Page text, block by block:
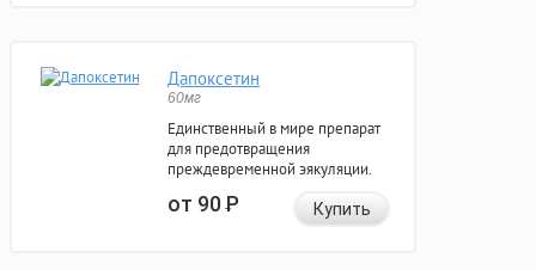
Дапоксетин
60мг
Единственный в мире препарат
для предотвращения
преждевременной эякуляции.
от 90Р Купить